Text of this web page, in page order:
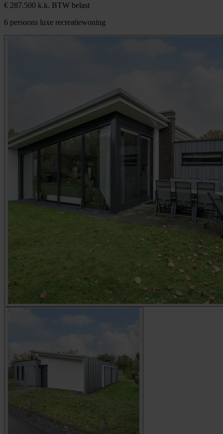
€ 287.500 k.k. BTW belast
6 persoons luxe recreatiewoning